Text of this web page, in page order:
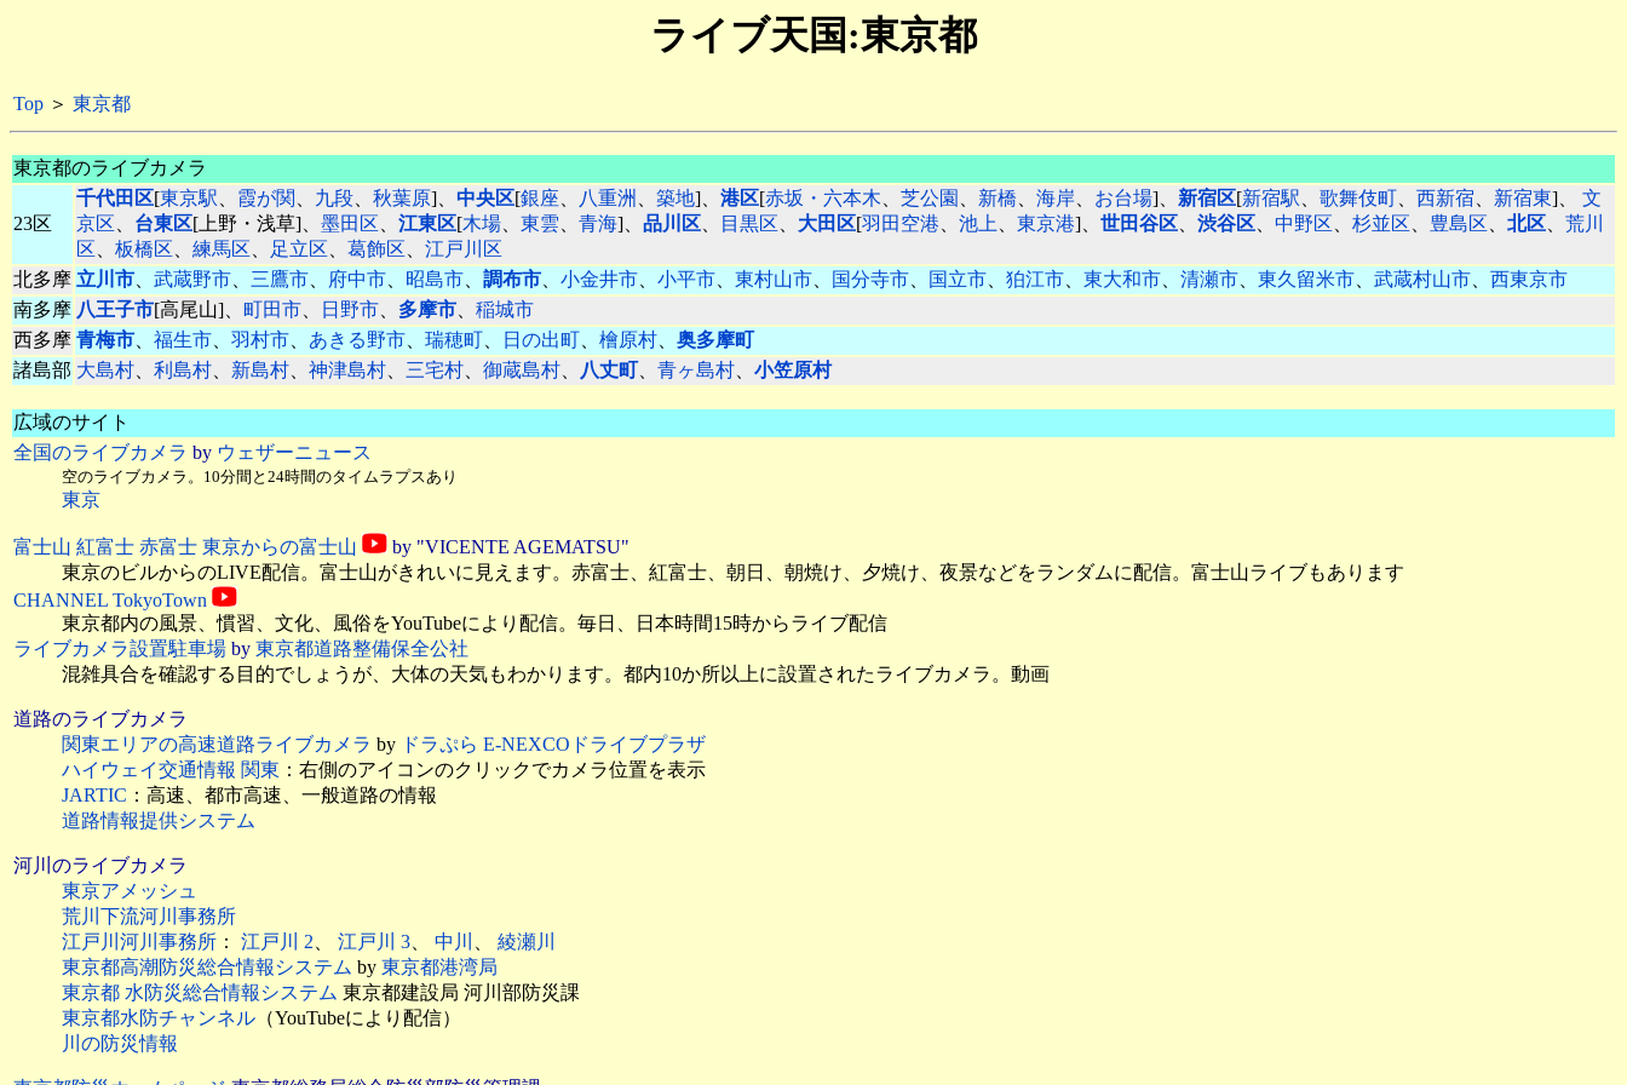
ライブ天国:東京都
Top ＞ 東京都
東京都のライブカメラ
23区
千代田区[東京駅、 霞が関 、 九段、 秋葉原]、 中央区[銀座、 八重洲 、 築地]、 港区[赤坂・六本木、 芝公園 、 新橋、 海岸、 お台場]、 新宿区[新宿駅、 歌舞伎町、 西新宿、 新宿東]、 文
京区、 台東区[上野・浅草]、 墨田区、 江東区[木場、 東雲、 青海]、 品川区、 目黒区、 大田区[羽田空港、 池上、 東京港]、 世田谷区、 渋谷区、 中野区、 杉並区、 豊島区、 北区、 荒川
区、 板橋区、 練馬区、 足立区、 葛飾区、 江戸川区
北多摩 立川市、 武蔵野市、 三鷹市、 府中市、 昭島市、 調布市、 小金井市、 小平市、 東村山市、 国分寺市、 国立市、 狛江市、 東大和市、 清瀬市、 東久留米市、 武蔵村山市、 西東京市
南多摩 八王子市[高尾山]、 町田市、 日野市、 多摩市、 稲城市
西多摩 青梅市、 福生市、 羽村市、 あきる野市、 瑞穂町、 日の出町、 檜原村、 奥多摩町
諸島部 大島村、 利島村、 新島村、 神津島村、 三宅村、 御蔵島村、 八丈町、 青ヶ島村、 小笠原村
広域のサイト
全国のライブカメラ by ウェザーニュース
空のライブカメラ。10分間と24時間のタイムラプスあり
東京
富士山 紅富士 赤富士 東京からの富士山
by "VICENTE AGEMATSU"
東京のビルからのLIVE配信。富士山がきれいに見えます。赤富士、紅富士、朝日、朝焼け、夕焼け、夜景などをランダムに配信。富士山ライブもあります
CHANNEL TokyoTown
東京都内の風景、慣習、文化、風俗をYouTubeにより配信。毎日、日本時間15時からライブ配信
ライブカメラ設置駐車場 by 東京都道路整備保全公社
混雑具合を確認する目的でしょうが、大体の天気もわかります。都内10か所以上に設置されたライブカメラ。動画
道路のライブカメラ
関東エリアの高速道路ライブカメラ by ドラぷら E-NEXCOドライブプラザ
ハイウェイ交通情報 関東 ：右側のアイコンのクリックでカメラ位置を表示
JARTIC ：高速、都市高速、一般道路の情報
道路情報提供システム
河川のライブカメラ
東京アメッシュ
荒川下流河川事務所
江戸川河川事務所 ： 江戸川 2、 江戸川 3、 中川 、 綾瀬川
東京都高潮防災総合情報システム by 東京都港湾局
東京都 水防災総合情報システム 東京都建設局 河川部防災課
東京都水防チャンネル （YouTubeにより配信）
川の防災情報